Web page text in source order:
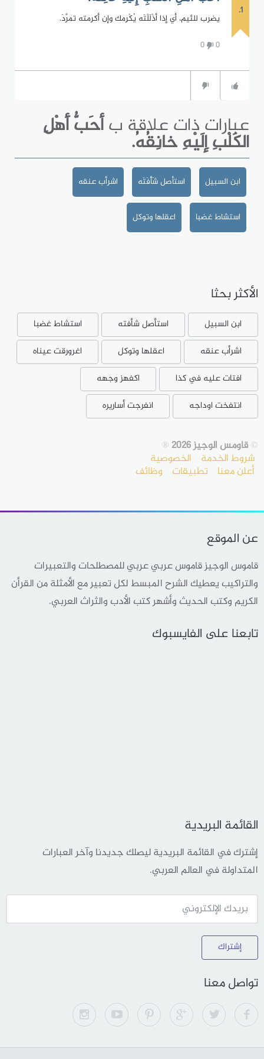
1.
يضرب للئيم، أي إذا أذْلَلْتَه يُكْرِمك وإن أكرمته تمرَّدَ.
0
0
عبارات ذات علاقة بأحَبُّ أَهْلِ
الكَلْبِ إِلَيْهِ خانِقُهُ.
ابن السبيل استأصل شَأْفَتَه اشرأب عنقه
استشاط غضبا اعقلها وتوكل
الأكثر بحثا
ابن السبيل استأصل شأفته
استشاط غضبا
اشرأب عنقه
اعقلها وتوكل
اغرورقت عيناه
افتات عليه في كذا
اكفهز وجهه
انتفخت اوداجه
انفرجت أساريره
©قاومس الوجيز 2026 ®
شروط الخدمة الخصوصية
أعلن معنا تطبيقات وظائف
عن الموقع
قاموس الوجيز قاموس عربي عربي للمصطلحات والتعبيرات
والتراكيب يعطيك الشرح المبسط لكل تعبير مع الأمثلة من القرأن
الكريم وكتب الحديث وأشهر كتب الأدب والثراث العربي.
تابعنا على الفايسبوك
القائمة البريدية
إشترك في القائمة البريدية ليصلك جديدنا وآخر العبارات
المتداولة في العالم العربي.
إشتراك
تواصل معنا